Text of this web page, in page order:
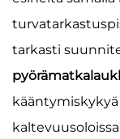
tarkasti